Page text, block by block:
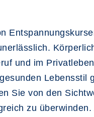
und im Privatleben
Lebensstil
Sie von den
zu überwinden.